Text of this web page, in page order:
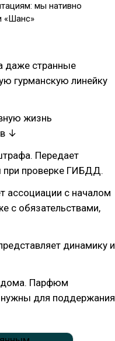
мы нативно
«Шанс»
даже странные
гурманскую линейку
жизнь
↓
Передает
при проверке ГИБДД.
ассоциации с началом
с обязательствами,
динамику и
дома. Парфюм
нужны для поддержания